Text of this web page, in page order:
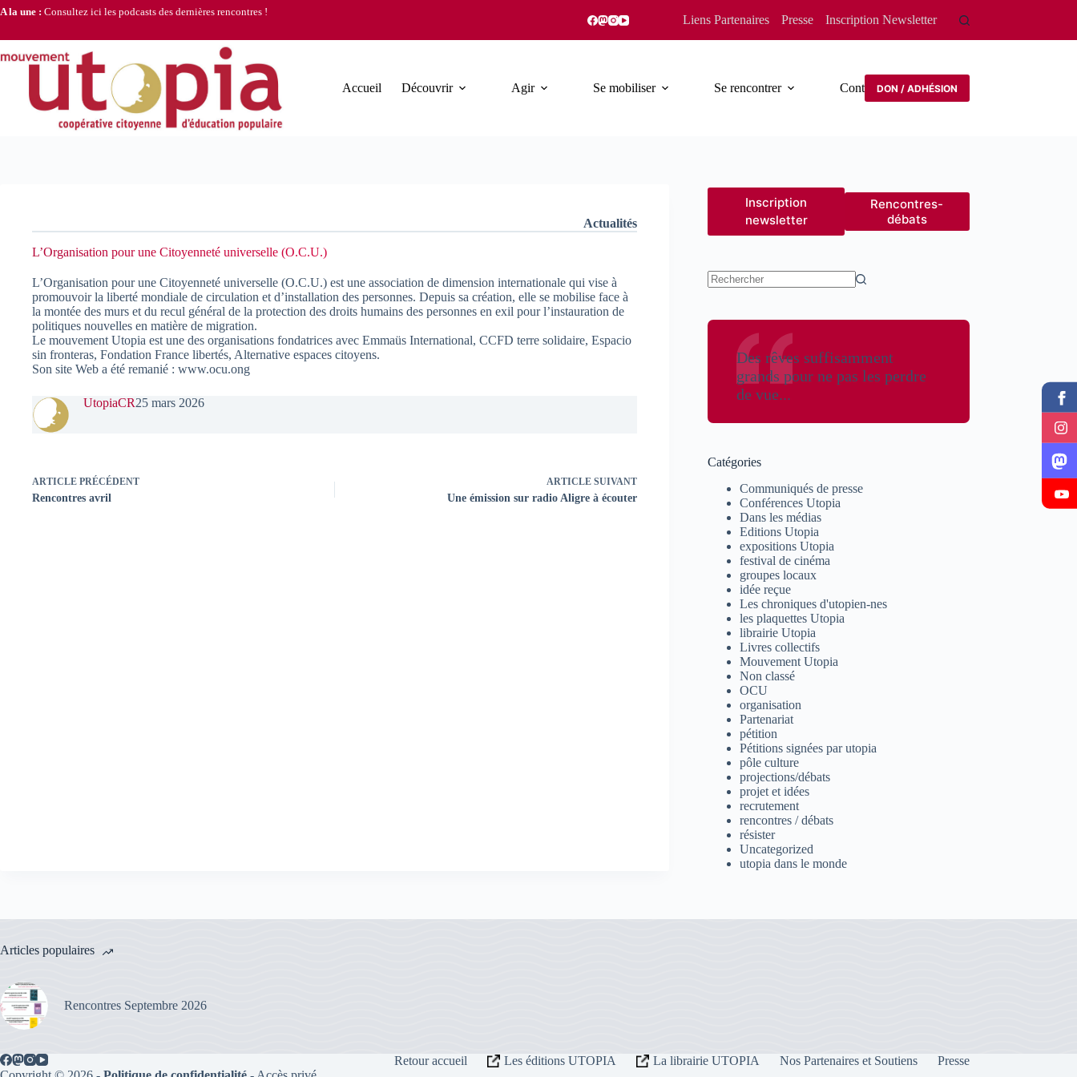
Passer
A la une : Consultez ici les podcasts des dernières rencontres !
Liens Partenaires Presse Inscription Newsletter
Accueil Découvrir Agir Se mobiliser Se rencontrer ContactDON / ADHÉSION
Actualités
L’Organisation pour une Citoyenneté universelle (O.C.U.)
L’Organisation pour une Citoyenneté universelle (O.C.U.) est une association de dimension internationale qui vise à
promouvoir la liberté mondiale de circulation et d’installation des personnes. Depuis sa création, elle se mobilise face à
la montée des murs et du recul général de la protection des droits humains des personnes en exil pour l’instauration de
politiques nouvelles en matière de migration.
Le mouvement Utopia est une des organisations fondatrices avec Emmaüs International, CCFD terre solidaire, Espacio
sin fronteras, Fondation France libertés, Alternative espaces citoyens.
Son site Web a été remanié : www.ocu.ong
UtopiaCR25 mars 2026
ARTICLE PRÉCÉDENT
Rencontres avril
ARTICLESUIVANT
Une émission sur radio Aligre à écouter
Inscription
newsletter
Rencontres-
débats
Des rêves suffisamment
grands pour ne pas les perdre
de vue...
Catégories
Communiqués de presse
Conférences Utopia
Dans les médias
Editions Utopia
expositions Utopia
festival de cinéma
groupes locaux
idée reçue
Les chroniques d'utopien-nes
les plaquettes Utopia
librairie Utopia
Livres collectifs
Mouvement Utopia
Non classé
OCU
organisation
Partenariat
pétition
Pétitions signées par utopia
pôle culture
projections/débats
projet et idées
recrutement
rencontres / débats
résister
Uncategorized
utopia dans le monde
Articles populaires
Rencontres Septembre 2026
Retour accueil Les éditions UTOPIA La librairie UTOPIA Nos Partenaires et Soutiens
Presse